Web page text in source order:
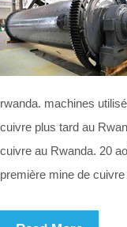
rwanda. machines
cuivre plus tard au
cuivre au Rwanda. 20
première mine de